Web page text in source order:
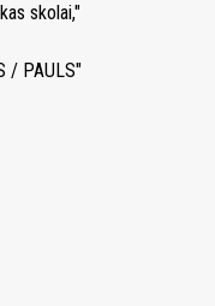
skolai,"
/ PAULS"